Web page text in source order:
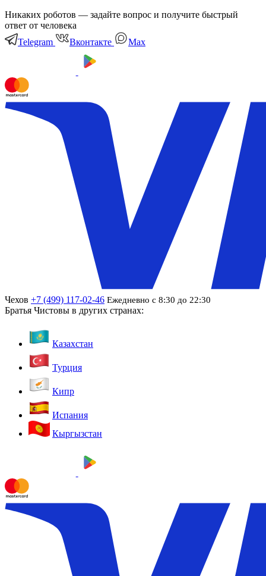
Никаких роботов — задайте вопрос и получите быстрый
ответ от человека
Telegram
Вконтакте Мах
Чехов +7 (499) 117-02-46 Ежедневно с 8:30 до 22:30
Братья Чистовы в других странах:
Казахстан
Турция
Кипр
Испания
Кыргызстан